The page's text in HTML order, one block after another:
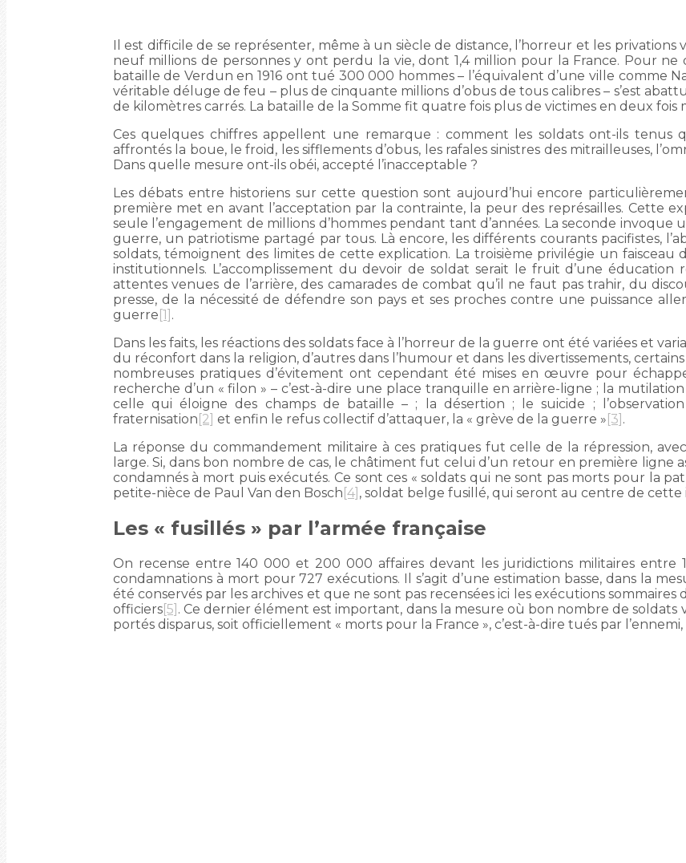
Il est difficile de se représenter, même à un siècle de distance, l’horreur et les privations
neuf millions de personnes y ont perdu la vie, dont 1,4 million pour la France. Pour
bataille de Verdun en 1916 ont tué 300 000 hommes – l’équivalent d’une ville comme
véritable déluge de feu – plus de cinquante millions d’obus de tous calibres – s’est
de kilomètres carrés. La bataille de la Somme fit quatre fois plus de victimes en deux fois
Ces quelques chiffres appellent une remarque : comment les soldats ont-ils tenus
affrontés la boue, le froid, les sifflements d’obus, les rafales sinistres des mitrailleuses,
Dans quelle mesure ont-ils obéi, accepté l’inacceptable ?
Les débats entre historiens sur cette question sont aujourd’hui encore
première met en avant l’acceptation par la contrainte, la peur des représailles. Cette
seule l’engagement de millions d’hommes pendant tant d’années. La seconde
guerre, un patriotisme partagé par tous. Là encore, les différents courants pacifistes,
soldats, témoignent des limites de cette explication. La troisième privilégie un faisceau
institutionnels. L’accomplissement du devoir de soldat serait le fruit d’une éducation
attentes venues de l’arrière, des camarades de combat qu’il ne faut pas trahir, du
presse, de la nécessité de défendre son pays et ses proches contre une puissance
guerre [1] .
Dans les faits, les réactions des soldats face à l’horreur de la guerre ont été variées et
du réconfort dans la religion, d’autres dans l’humour et dans les divertissements,
nombreuses pratiques d’évitement ont cependant été mises en œuvre pour
recherche d’un « filon » – c’est-à-dire une place tranquille en arrière-ligne ; la
celle qui éloigne des champs de bataille – ; la désertion ; le suicide ;
fraternisation [2] et enfin le refus collectif d’attaquer, la « grève de la guerre » [3] .
La réponse du commandement militaire à ces pratiques fut celle de la répression,
large. Si, dans bon nombre de cas, le châtiment fut celui d’un retour en première ligne
condamnés à mort puis exécutés. Ce sont ces « soldats qui ne sont pas morts pour la
petite-nièce de Paul Van den Bosch [4] , soldat belge fusillé, qui seront au centre de
Les « fusillés » par l’armée française
On recense entre 140 000 et 200 000 affaires devant les juridictions militaires entre
condamnations à mort pour 727 exécutions. Il s’agit d’une estimation basse, dans la
été conservés par les archives et que ne sont pas recensées ici les exécutions
officiers[5] . Ce dernier élément est important, dans la mesure où bon nombre de soldats
portés disparus, soit officiellement « morts pour la France », c’est-à-dire tués par